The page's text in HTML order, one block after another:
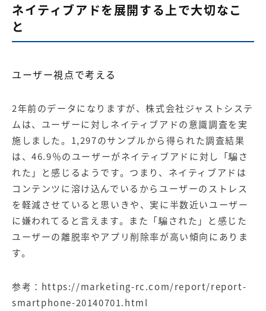
ネイティブアドを展開する上で大切なこ
と
ユーザー視点で考える
2年前のデータになりますが、株式会社ジャストシステ
ムは、 ユーザーに対しネイティブアドの意識調査を実
施しました。1,297のサンプルから得られた調査結果
は、46.9％のユーザーがネイティブアドに対し「騙さ
れた」と感じるようです。つまり、ネイティブアドは
コンテンツに溶け込んでいるからユーザーのストレス
を軽減させていると思いきや、実に半数近いユーザー
に嫌われてると言えます。また「騙された」と感じた
ユーザーの離脱率やアプリ削除率が高い傾向にありま
す。
参考： https://marketing-rc.com/report/report-
smartphone-20140701.html